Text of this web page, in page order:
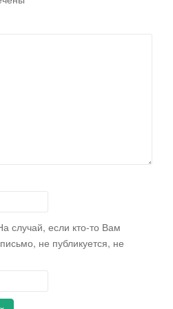
случай, если кто-то Вам
не публикуется, не